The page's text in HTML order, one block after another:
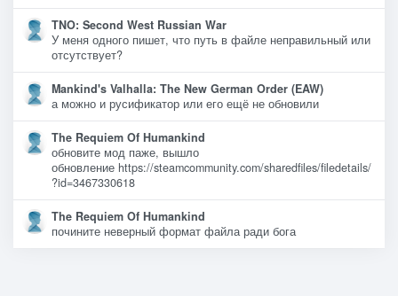
TNO: Second West Russian War
У меня одного пишет, что путь в файле неправильный или
отсутствует?
Mankind's Valhalla: The New German Order (EAW)
а можно и русификатор или его ещё не обновили
The Requiem Of Humankind
обновите мод паже, вышло
обновление https://steamcommunity.com/sharedfiles/filedetails/
?id=3467330618
The Requiem Of Humankind
почините неверный формат файла ради бога